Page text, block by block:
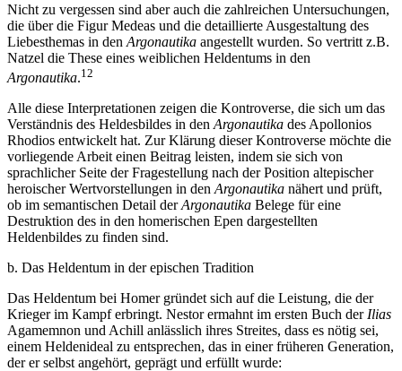
Nicht zu vergessen sind aber auch die zahlreichen Untersuchungen,
die über die Figur Medeas und die detaillierte Ausgestaltung des
Liebesthemas in den Argonautika angestellt wurden. So vertritt z.B.
Natzel die These eines weiblichen Heldentums in den
Argonautika.12
Alle diese Interpretationen zeigen die Kontroverse, die sich um das
Verständnis des Heldesbildes in den Argonautika des Apollonios
Rhodios entwickelt hat. Zur Klärung dieser Kontroverse möchte die
vorliegende Arbeit einen Beitrag leisten, indem sie sich von
sprachlicher Seite der Fragestellung nach der Position altepischer
heroischer Wertvorstellungen in den Argonautika nähert und prüft,
ob im semantischen Detail derArgonautika Belege für eine
Destruktion des in den homerischen Epen dargestellten
Heldenbildes zu finden sind.
b. Das Heldentum in der epischen Tradition
Das Heldentum bei Homer gründet sich auf die Leistung, die der
Krieger im Kampf erbringt. Nestor ermahnt im ersten Buch der Ilias
Agamemnon und Achill anlässlich ihres Streites, dass es nötig sei,
einem Heldenideal zu entsprechen, das in einer früheren Generation,
der er selbst angehört, geprägt und erfüllt wurde: